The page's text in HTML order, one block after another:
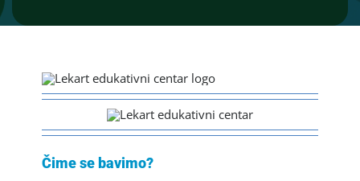
Čime se bavimo?